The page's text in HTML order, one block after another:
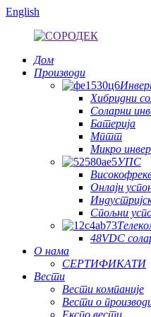
English
Дом
Производи
Хибридни
Соларни
Батерија
Мптт
Микро
УПС
Онлајн
Спољни
48VDC
О нама
СЕРТИФИКАТИ
Вести
Вести компаније
Вести о
Експо вести